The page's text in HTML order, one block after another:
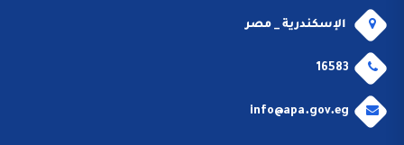
الإسكندرية _ مصر
16583
info@apa.gov.eg